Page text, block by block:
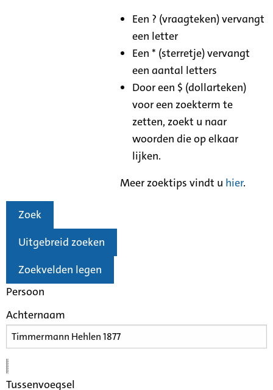
Een ? (vraagteken) vervangt
een letter
Een * (sterretje) vervangt
een aantal letters
Door een $ (dollarteken)
voor een zoekterm te
zetten, zoekt u naar
woorden die op elkaar
lijken.
Meer zoektips vindt u hier.
Zoek
Uitgebreid zoeken
Zoekvelden legen
Persoon
Achternaam
Tussenvoegsel